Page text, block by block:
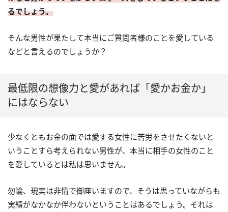
るでしょう。
そんな男性が果たして本当にご質問者様のことを愛している
などと言えるのでしょうか？
最低限の想像力と愛があれば「愛かお金か」
にはならない
少なくともお金の面では愛する女性に苦労をさせたくないと
いうことすら考えられない男性が、本当に相手の女性のこと
を愛しているとは私は思いません。
勿論、現実は非情で御座いますので、そうは思っていながらも
実績がなかなか伴わないということはあるでしょう。それは